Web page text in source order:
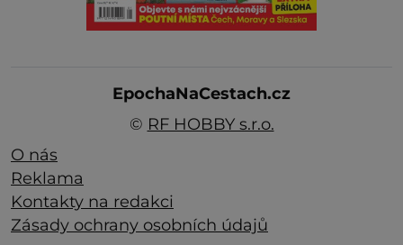
EpochaNaCestach.cz
© RF HOBBY s.r.o.
O nás
Reklama
Kontakty na redakci
Zásady ochrany osobních údajů